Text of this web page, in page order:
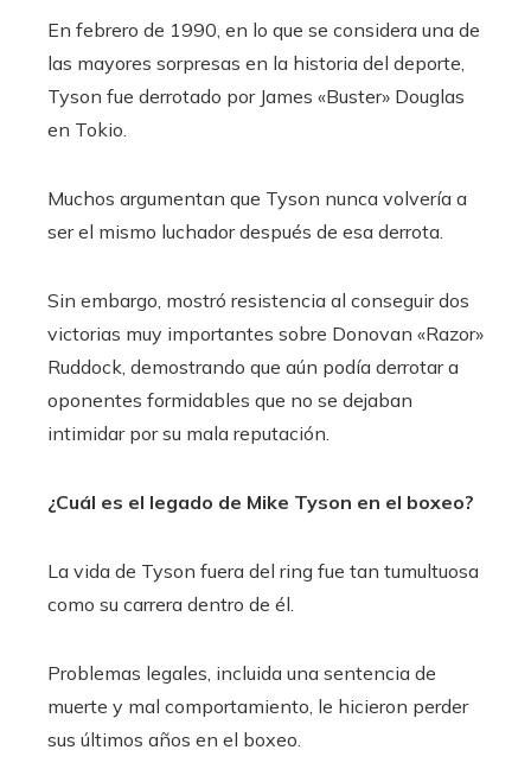
En febrero de 1990, en lo que se considera una de
las mayores sorpresas en la historia del deporte,
Tyson fue derrotado por James «Buster» Douglas
en Tokio.
Muchos argumentan que Tyson nunca volvería a
ser el mismo luchador después de esa derrota.
Sin embargo, mostró resistencia al conseguir dos
victorias muy importantes sobre Donovan «Razor»
Ruddock, demostrando que aún podía derrotar a
oponentes formidables que no se dejaban
intimidar por su mala reputación.
¿Cuál es el legado de Mike Tyson en el boxeo?
La vida de Tyson fuera del ring fue tan tumultuosa
como su carrera dentro de él.
Problemas legales, incluida una sentencia de
muerte y mal comportamiento, le hicieron perder
sus últimos años en el boxeo.